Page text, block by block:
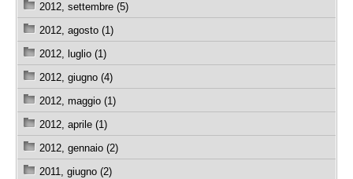
2012, settembre (5)
2012, agosto (1)
2012, luglio (1)
2012, giugno (4)
2012, maggio (1)
2012, aprile (1)
2012, gennaio (2)
2011, giugno (2)